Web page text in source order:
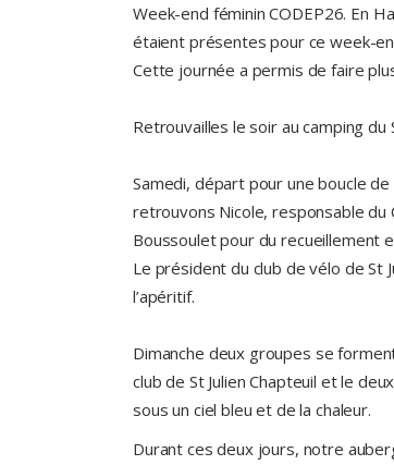
Week-end féminin CODEP26. En
étaient présentes pour ce week-
Cette journée a permis de faire
Retrouvailles le soir au camping
Samedi, départ pour une boucle
retrouvons Nicole, responsable du
Boussoulet pour du recueillement
Le président du club de vélo de St
l’apéritif.
Dimanche deux groupes se
club de St Julien Chapteuil et le
sous un ciel bleu et de la chaleur.
Durant ces deux jours, notre